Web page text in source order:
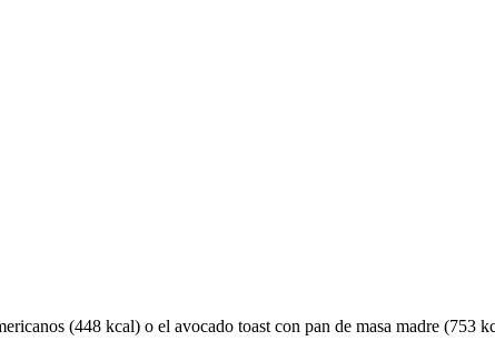
(448 kcal) o el avocado toast con pan de masa madre